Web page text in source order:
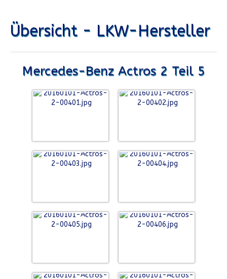
Übersicht - LKW-Hersteller
Mercedes-Benz Actros 2 Teil 5